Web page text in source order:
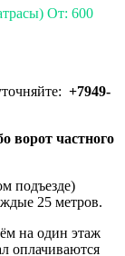
От: 600
+7949-
ворот частного
подъезде)
25 метров.
на один этаж
оплачиваются